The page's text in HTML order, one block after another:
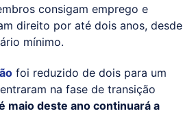
consigam emprego e
direito por até dois anos, desde
mínimo.
foi reduzido de dois para um
na fase de transição
maio deste ano continuará a